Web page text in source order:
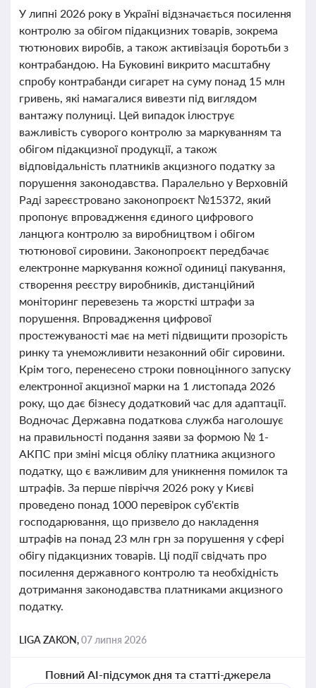
У липні 2026 року в Україні відзначається посилення
контролю за обігом підакцизних товарів, зокрема
тютюнових виробів, а також активізація боротьби з
контрабандою. На Буковині викрито масштабну
спробу контрабанди сигарет на суму понад 15 млн
гривень, які намагалися вивезти під виглядом
вантажу полуниці. Цей випадок ілюструє
важливість суворого контролю за маркуванням та
обігом підакцизної продукції, а також
відповідальність платників акцизного податку за
порушення законодавства. Паралельно у Верховній
Раді зареєстровано законопроєкт №15372, який
пропонує впровадження єдиного цифрового
ланцюга контролю за виробництвом і обігом
тютюнової сировини. Законопроєкт передбачає
електронне маркування кожної одиниці пакування,
створення реєстру виробників, дистанційний
моніторинг перевезень та жорсткі штрафи за
порушення. Впровадження цифрової
простежуваності має на меті підвищити прозорість
ринку та унеможливити незаконний обіг сировини.
Крім того, перенесено строки повноцінного запуску
електронної акцизної марки на 1 листопада 2026
року, що дає бізнесу додатковий час для адаптації.
Водночас Державна податкова служба наголошує
на правильності подання заяви за формою № 1-
АКПС при зміні місця обліку платника акцизного
податку, що є важливим для уникнення помилок та
штрафів. За перше півріччя 2026 року у Києві
проведено понад 1000 перевірок суб'єктів
господарювання, що призвело до накладення
штрафів на понад 23 млн грн за порушення у сфері
обігу підакцизних товарів. Ці події свідчать про
посилення державного контролю та необхідність
дотримання законодавства платниками акцизного
податку.
LIGA ZAKON,07 липня 2026
Повний AI-підсумок дня та статті-джерела